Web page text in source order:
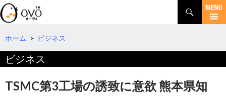
検
索
コ
テ
へ
移
ホーム > ビジネス
ビジネス
TSMC第3工場の誘致に意欲 熊本県知